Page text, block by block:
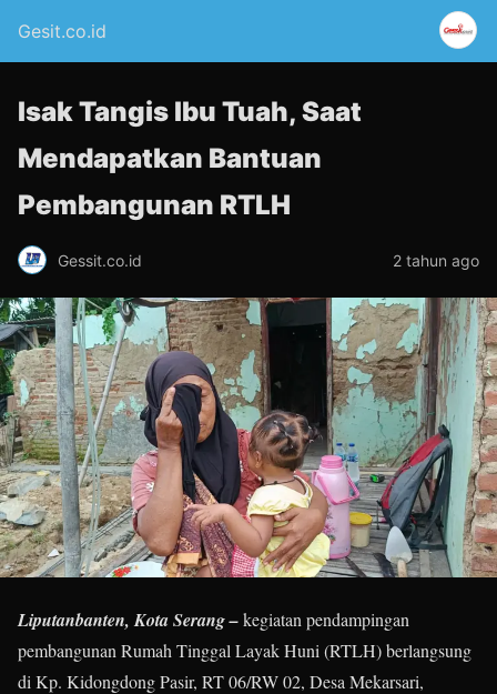
Gesit.co.id
Isak Tangis Ibu Tuah, Saat
Mendapatkan Bantuan
Pembangunan RTLH
Gessit.co.id 2 tahun ago
Liputanbanten, Kota Serang –kegiatan pendampingan
pembangunan Rumah Tinggal Layak Huni (RTLH) berlangsung
di Kp. Kidongdong Pasir, RT 06/RW 02, Desa Mekarsari,